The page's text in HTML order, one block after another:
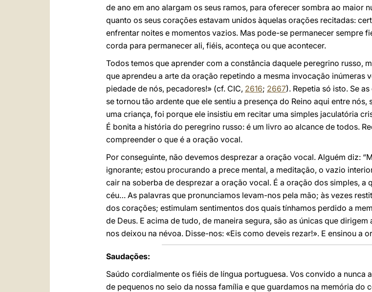
de ano em ano alargam os seus ramos, para oferecer sombra ao maior
quanto os seus corações estavam unidos àquelas orações recitadas:
enfrentar noites e momentos vazios. Mas pode-se permanecer sempre
corda para permanecer ali, fiéis, aconteça ou que acontecer.
Todos temos que aprender com a constância daquele peregrino russo,
que aprendeu a arte da oração repetindo a mesma invocação inúmeras
piedade de nós, pecadores!» (cf. CIC, 2616; 2667). Repetia só isto. Se
se tornou tão ardente que ele sentiu a presença do Reino aqui entre
uma criança, foi porque ele insistiu em recitar uma simples jaculatória
É bonita a história do peregrino russo: é um livro ao alcance de todos.
compreender o que é a oração vocal.
Por conseguinte, não devemos desprezar a oração vocal. Alguém diz:
ignorante; estou procurando a prece mental, a meditação, o vazio
cair na soberba de desprezar a oração vocal. É a oração dos simples, a
céu… As palavras que pronunciamos levam-nos pela mão; às vezes
dos corações; estimulam sentimentos dos quais tínhamos perdido a
de Deus. E acima de tudo, de maneira segura, são as únicas que
nos deixou na névoa. Disse-nos: «Eis como deveis rezar!». E ensinou a
Saudações:
Saúdo cordialmente os fiéis de língua portuguesa. Vos convido a nunca
de pequenos no seio da nossa família e que guardamos na memória do